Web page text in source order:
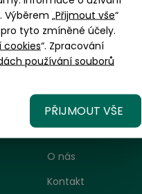
GrandOptical
O nás
Kontakt
„Přijmout vše“
tyto zmíněné účely.
cookies“. Zpracování
používání souborů
PŘIJMOUT VŠE